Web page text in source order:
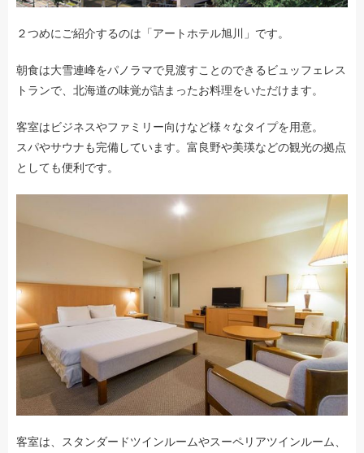
２つめにご紹介するのは「アートホテル旭川」です。
朝食は大雪連峰をパノラマで見渡すことのできるビュッフェレス
トランで、北海道の味覚が詰まったお料理をいただけます。
客室はビジネスやファミリー向けなど様々なタイプを用意。
スパやサウナも完備しています。富良野や美瑛などの観光の拠点
としても便利です。
客室は、スタンダードツインルームやスーペリアツインルーム、